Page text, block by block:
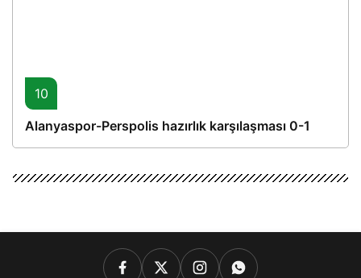
10
Alanyaspor-Perspolis hazırlık karşılaşması 0-1